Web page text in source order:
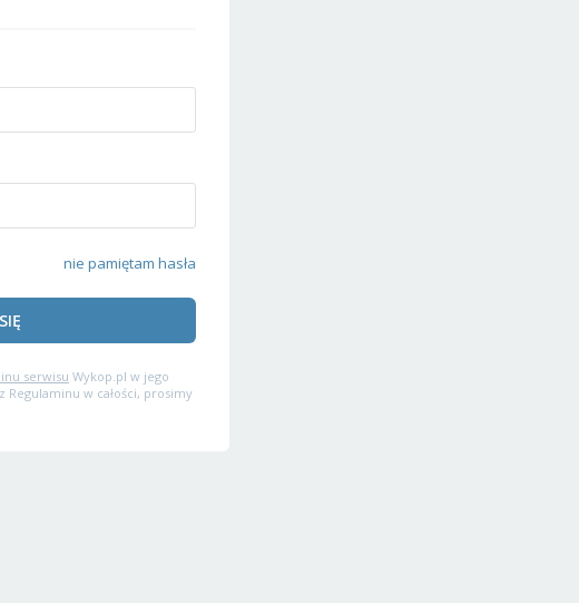
nie pamiętam hasła
serwisu Wykop.pl w jego
w całości, prosimy